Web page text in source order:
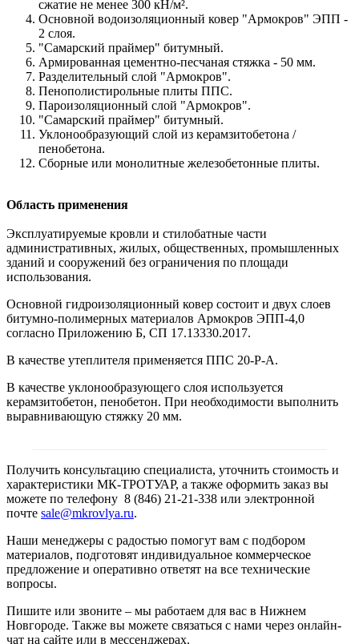
сжатие не менее 300 кН/м².
Основной водоизоляционный ковер "Армокров" ЭПП -
2 слоя.
"Самарский праймер" битумный.
Армированная цементно-песчаная стяжка - 50 мм.
Разделительный слой "Армокров".
Пенополистирольные плиты ППС.
Пароизоляционный слой "Армокров".
"Самарский праймер" битумный.
Уклонообразующий слой из керамзитобетона /
пенобетона.
Сборные или монолитные железобетонные плиты.
Область применения
Эксплуатируемые кровли и стилобатные части
административных, жилых, общественных, промышленных
зданий и сооружений без ограничения по площади
использования.
Основной гидроизоляционный ковер состоит и двух слоев
битумно-полимерных материалов Армокров ЭПП-4,0
согласно Приложению Б, СП 17.13330.2017.
В качестве утеплителя применяется ППС 20-Р-А.
В качестве уклонообразующего слоя используется
керамзитобетон, пенобетон. При необходимости выполнить
выравнивающую стяжку 20 мм.
Получить консультацию специалиста, уточнить стоимость и
характеристики МК-ТРОТУАР, а также оформить заказ вы
можете по телефону 8 (846) 21-21-338 или электронной
почте sale@mkrovlya.ru.
Наши менеджеры с радостью помогут вам с подбором
материалов, подготовят индивидуальное коммерческое
предложение и оперативно ответят на все технические
вопросы.
Пишите или звоните – мы работаем для вас в Нижнем
Новгороде. Также вы можете связаться с нами через онлайн-
чат на сайте или в мессенджерах.